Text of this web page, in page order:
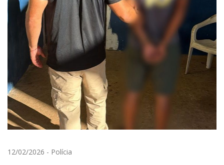
12/02/2026 - Polícia